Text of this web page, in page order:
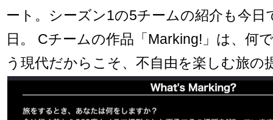
ート。シーズン1の5チームの紹介も今日
日。 Cチームの作品「Marking!」は、何
う現代だからこそ、不自由を楽しむ旅の